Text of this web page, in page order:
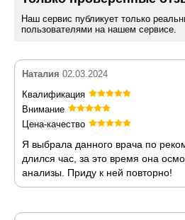
Наш сервис публикует только
пользователями на нашем сервисе.
Наталия 02.03.2024
Квалификация
Внимание
Цена-качество
Я выбрала данного врача по
длился час, за это время она
анализы. Приду к ней повторно!